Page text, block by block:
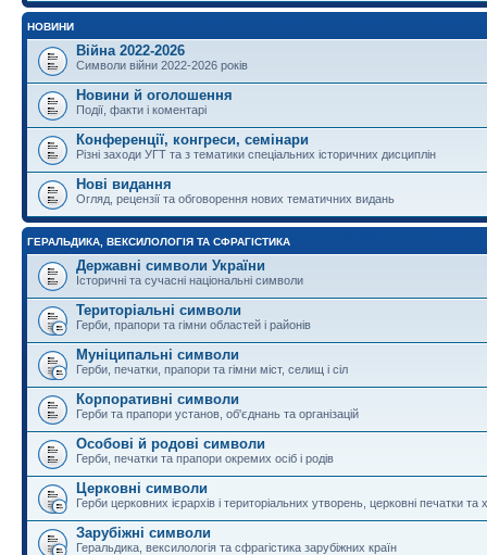
НОВИНИ
Війна 2022-2026
Символи війни 2022-2026 років
Новини й оголошення
Події, факти і коментарі
Конференції, конгреси, семінари
Різні заходи УГТ та з тематики спеціальних історичних дисциплін
Нові видання
Огляд, рецензії та обговорення нових тематичних видань
ГЕРАЛЬДИКА, ВЕКСИЛОЛОГІЯ ТА СФРАГІСТИКА
Державні символи України
Історичні та сучасні національні символи
Територіальні символи
Герби, прапори та гімни областей і районів
Муніципальні символи
Герби, печатки, прапори та гімни міст, селищ і сіл
Корпоративні символи
Герби та прапори установ, об'єднань та організацій
Особові й родові символи
Герби, печатки та прапори окремих осіб і родів
Церковні символи
Герби церковних ієрархів і територіальних утворень, церковні печатки та
Зарубіжні символи
Геральдика, вексилологія та сфрагістика зарубіжних країн